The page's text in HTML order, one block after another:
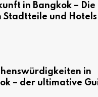
in Bangkok – Die
Stadtteile und Hotels
in
– der ultimative